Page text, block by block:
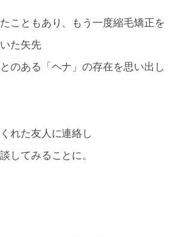
こともあり、もう一度縮毛矯正を
た矢先
のある「ヘナ」の存在を思い出し
れた友人に連絡し
してみることに。